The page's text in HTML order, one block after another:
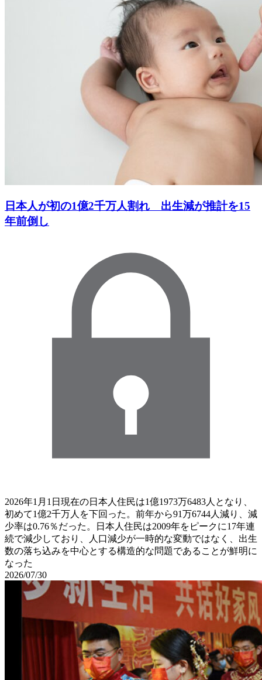
日本人が初の1億2千万人割れ 出生減が推計を15
年前倒し
2026年1月1日現在の日本人住民は1億1973万6483人となり、
初めて1億2千万人を下回った。前年から91万6744人減り、減
少率は0.76％だった。日本人住民は2009年をピークに17年連
続で減少しており、人口減少が一時的な変動ではなく、出生
数の落ち込みを中心とする構造的な問題であることが鮮明に
なった
2026/07/30